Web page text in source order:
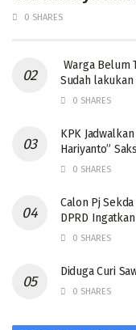
0 SHARES
Warga Belum
Sudah lakukan
0 SHARES
KPK
Hariyanto”
0 SHARES
Calon Pj
DPRD
0 SHARES
Diduga Curi
0 SHARES